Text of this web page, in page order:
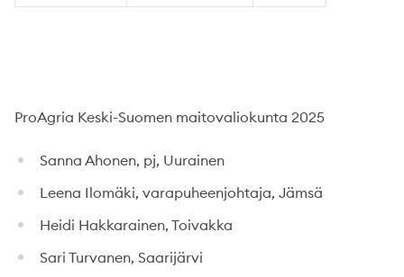
ProAgria Keski-Suomen maitovaliokunta 2025
Sanna Ahonen, pj, Uurainen
Leena Ilomäki, varapuheenjohtaja, Jämsä
Heidi Hakkarainen, Toivakka
Sari Turvanen, Saarijärvi